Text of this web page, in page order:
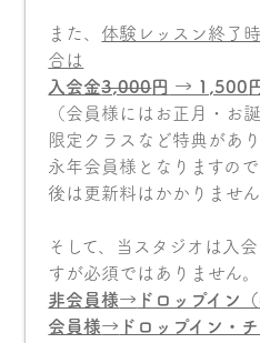
また、 体験レッスン終了
合は
入会金3,000円 → 1,500
（会員様にはお正月・お
限定クラスなど特典があり
永年会員様となりますの
後は更新料はかかりません
そして、当スタジオは入
すが必須ではありません。
非会員様→ ドロップイン
会員様→ ドロップイン・